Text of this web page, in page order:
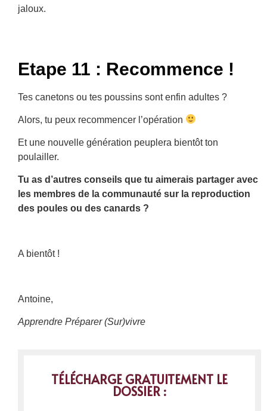
jaloux.
Etape 11 : Recommence !
Tes canetons ou tes poussins sont enfin adultes ?
Alors, tu peux recommencer l’opération
Et une nouvelle génération peuplera bientôt ton
poulailler.
Tu as d’autres conseils que tu aimerais partager avec
les membres de la communauté sur la reproduction
des poules ou des canards ?
A bientôt !
Antoine,
Apprendre Préparer (Sur)vivre
TÉLÉCHARGE GRATUITEMENT LE
DOSSIER :